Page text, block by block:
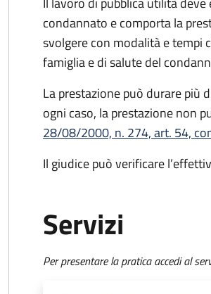
condannato e comporta la
svolgere con modalità e tempi
famiglia e di salute del
La prestazione può durare più
ogni caso, la prestazione non
28/08/2000, n. 274, art. 54,
Il giudice può verificare
Servizi
Per presentare la pratica accedi al